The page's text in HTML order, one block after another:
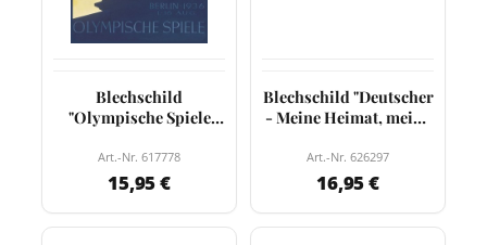
Blechschild
"Olympische Spiele
Art.-Nr. 617778
15,95 €
Blechschild "Deutscher
- Meine Heimat, meine
Art.-Nr. 626297
16,95 €